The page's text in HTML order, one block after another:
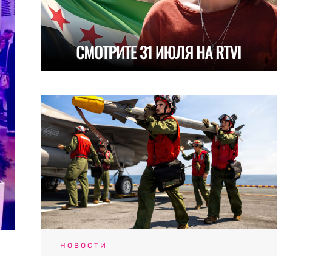
НОВОСТИ